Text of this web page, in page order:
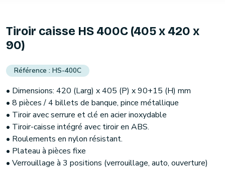
Tiroir caisse HS 400C (405 x 420 x
90)
HS-400C
• Dimensions: 420 (Larg) x 405 (P) x 90+15 (H) mm
• 8 pièces / 4 billets de banque, pince métallique
• Tiroir avec serrure et clé en acier inoxydable
• Tiroir-caisse intégré avec tiroir en ABS.
• Roulements en nylon résistant.
• Plateau à pièces fixe
• Verrouillage à 3 positions (verrouillage, auto, ouverture)